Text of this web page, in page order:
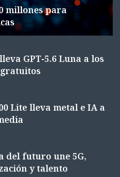
millones para
GPT-5.6 Luna a los
Lite lleva metal e IA a
del futuro une 5G,
y talento